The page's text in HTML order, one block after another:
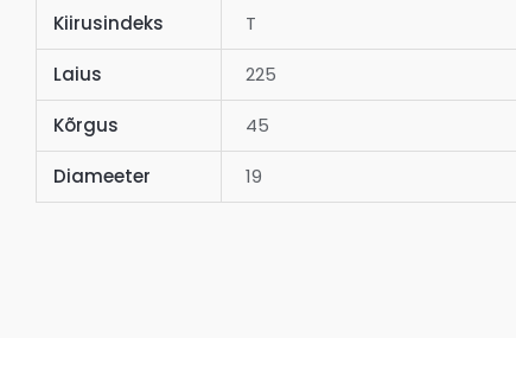
Kiirusindeks T
Laius 225
Kõrgus 45
Diameeter 19